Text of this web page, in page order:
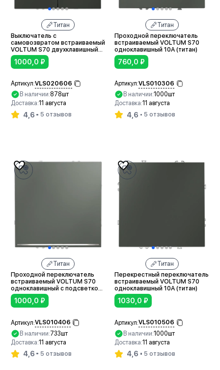
Титан
Выключатель с
самовозвратом встраиваемый
VOLTUM S70 двухклавишный
10А (титан)
1000,0 ₽
Артикул:VLS020606
В наличии:878шт
Доставка:11 августа
4,6 5 отзывов
Титан
Проходной переключатель
встраиваемый VOLTUM S70
одноклавишный 10А (титан)
760,0 ₽
Артикул:VLS010306
В наличии:1000шт
Доставка:11 августа
4,6 5 отзывов
Титан
Проходной переключатель
встраиваемый VOLTUM S70
одноклавишный с подсветкой
10А (титан)
1000,0 ₽
Артикул:VLS010406
В наличии:733шт
Доставка:11 августа
4,6 5 отзывов
Титан
Перекрестный переключатель
встраиваемый VOLTUM S70
одноклавишный 10А (титан)
1030,0 ₽
Артикул:VLS010506
В наличии:1000шт
Доставка:11 августа
4,6 5 отзывов